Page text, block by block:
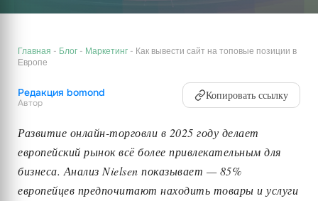
Главная - Блог - Маркетинг - Как вывести сайт на топовые позиции в
Европе
Редакция bomond
Автор
Копировать ссылку
Развитие онлайн-торговли в 2025 году делает
европейский рынок всё более привлекательным для
бизнеса. Анализ Nielsen показывает — 85%
европейцев предпочитают находить товары и услуги